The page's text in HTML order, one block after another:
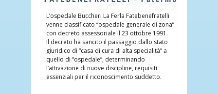
L’ospedale Buccheri La Ferla Fatebenefratelli
venne classificato “ospedale generale di zona”
con decreto assessoriale il 23 ottobre 1991.
Il decreto ha sancito il passaggio dallo stato
giuridico di “casa di cura di alta specialità” a
quello di “ospedale”, determinando
l’attivazione di nuove discipline, requisiti
essenziali per il riconoscimento suddetto.